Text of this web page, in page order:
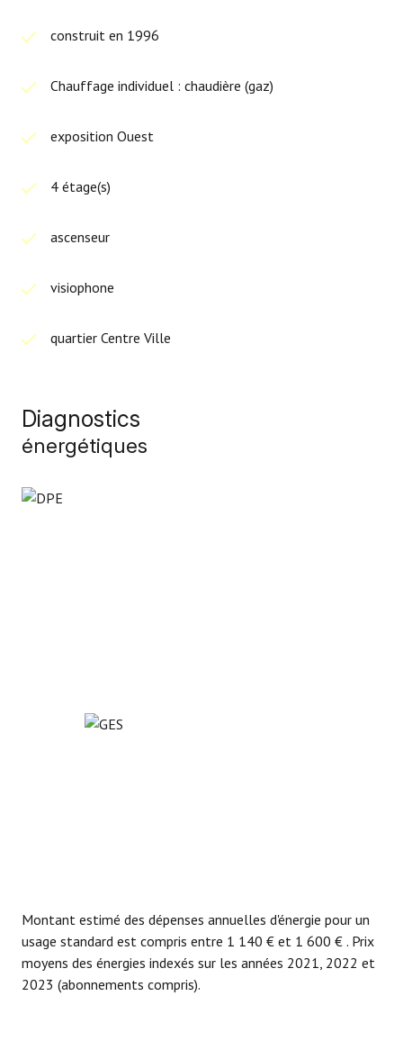
construit en 1996
Chauffage individuel : chaudière (gaz)
exposition Ouest
4 étage(s)
ascenseur
visiophone
quartier Centre Ville
Diagnostics
énergétiques
Montant estimé des dépenses annuelles d'énergie pour un
usage standard est compris entre 1 140 € et 1 600 € . Prix
moyens des énergies indexés sur les années 2021, 2022 et
2023 (abonnements compris).